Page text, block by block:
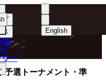
プ
ス
報
ー
English
予選トーナメント・準